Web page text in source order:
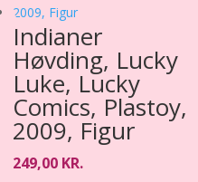
Indianer
Høvding, Lucky
Luke, Lucky
Comics, Plastoy,
2009, Figur
249,00 KR.